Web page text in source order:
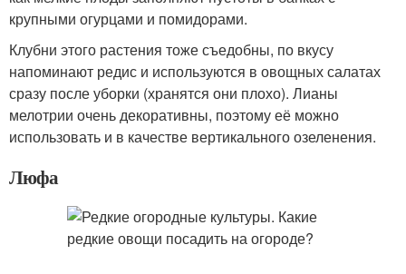
крупными огурцами и помидорами.
Клубни этого растения тоже съедобны, по вкусу
напоминают редис и используются в овощных салатах
сразу после уборки (хранятся они плохо). Лианы
мелотрии очень декоративны, поэтому её можно
использовать и в качестве вертикального озеленения.
Люфа